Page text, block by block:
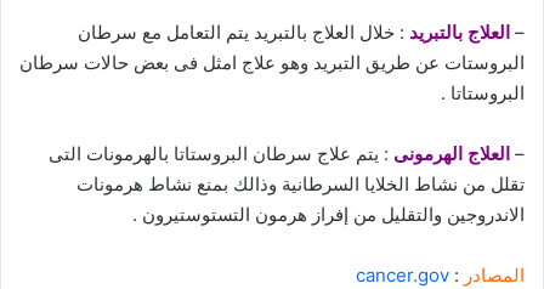
– العلاج بالتبريد : خلال العلاج بالتبريد يتم التعامل مع سرطان
البروستات عن طريق التبريد وهو علاج امثل فى بعض حالات سرطان
البروستاتا .
– العلاج الهرمونى : يتم علاج سرطان البروستاتا بالهرمونات التى
تقلل من نشاط الخلايا السرطانية وذالك بمنع نشاط هرمونات
الاندروجين والتقليل من إفراز هرمون التستوستيرون .
المصادر :
cancer.gov